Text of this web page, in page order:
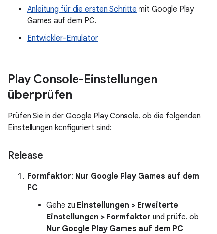
Anleitung für die ersten Schritte mit Google Play
Games auf dem PC.
Entwickler-Emulator
Play Console-Einstellungen
überprüfen
Prüfen Sie in der Google Play Console, ob die folgenden
Einstellungen konfiguriert sind:
Release
Formfaktor: Nur Google Play Games auf dem
PC
Gehe zu Einstellungen > Erweiterte
Einstellungen > Formfaktor und prüfe, ob
Nur Google Play Games auf dem PC